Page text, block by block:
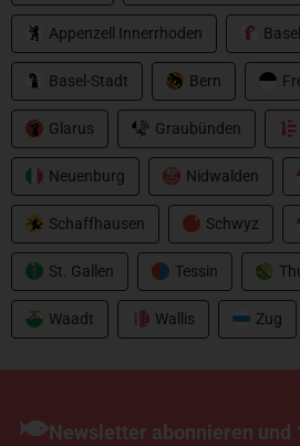
Appenzell Innerrhoden
Basel-Stadt Bern
Glarus Graubünden
Neuenburg Nidwalden
Schaffhausen Schwyz
St. Gallen Tessin
Waadt Wallis Zug
Newsletter abonnieren und